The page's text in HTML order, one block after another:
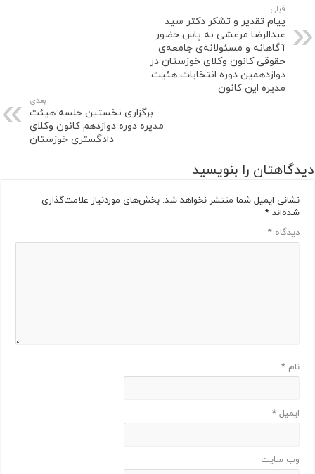
قبلی
پیام تقدیر و تشکر دکتر سید
عبدالرضا مرعشی به پاس حضور
آگاهانه و مسئولانه‌ی جامعه‌ی
حقوقی کانون وکلای خوزستان در
دوازدهمین دوره انتخابات هئیت
مدیره این کانون
بعدی
برگزاری نخستین جلسه هیئت
مدیره دوره دوازدهم کانون وکلای
دادگستری خوزستان
دیدگاهتان را بنویسید
نشانی ایمیل شما منتشر نخواهد شد. بخش‌های موردنیاز علامت‌گذاری
شده‌اند*
دیدگاه*
نام*
ایمیل*
وب‌ سایت